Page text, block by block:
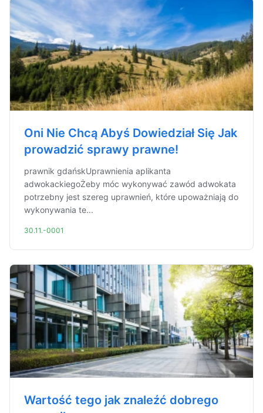
Oni Nie Chcą Abyś Dowiedział Się Jak
prowadzić sprawy prawne!
prawnik gdańskUprawnienia aplikanta
adwokackiegoŻeby móc wykonywać zawód adwokata
potrzebny jest szereg uprawnień, które upoważniają do
wykonywania te...
30.11.-0001
Wartość tego jak znaleźć dobrego